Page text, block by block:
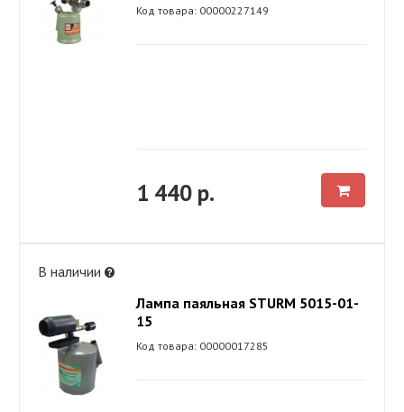
Код товара: 00000227149
1 440 р.
В наличии
Лампа паяльная STURM 5015-01-
15
Код товара: 00000017285